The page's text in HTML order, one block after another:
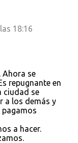
18:16
Ahora se
repugnante en
ciudad se
a los demás y
a hacer.